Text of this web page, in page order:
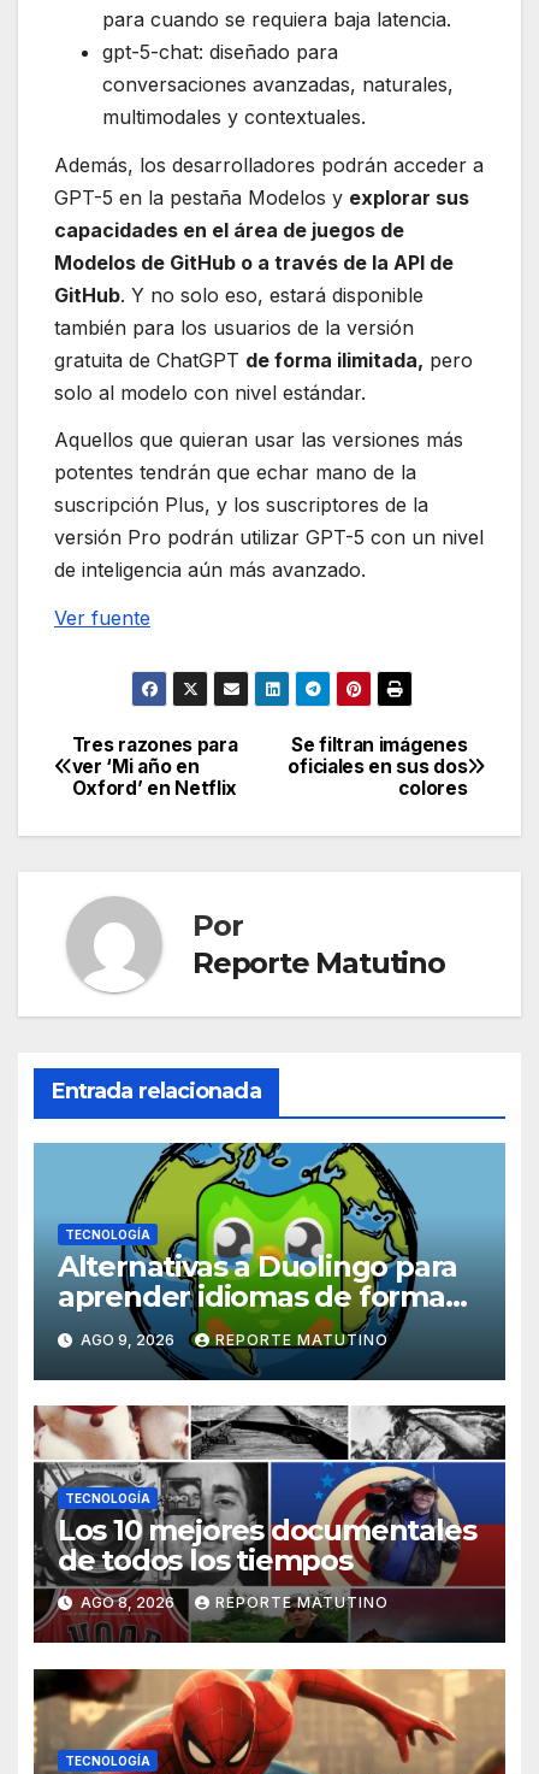
para cuando se requiera baja latencia.
gpt-5-chat: diseñado para
conversaciones avanzadas, naturales,
multimodales y contextuales.
Además, los desarrolladores podrán acceder a
GPT-5 en la pestaña Modelos y explorar sus
capacidades en el área de juegos de
Modelos de GitHub o a través de la API de
GitHub. Y no solo eso, estará disponible
también para los usuarios de la versión
gratuita de ChatGPT de forma ilimitada, pero
solo al modelo con nivel estándar.
Aquellos que quieran usar las versiones más
potentes tendrán que echar mano de la
suscripción Plus, y los suscriptores de la
versión Pro podrán utilizar GPT-5 con un nivel
de inteligencia aún más avanzado.
Ver fuente
Navegación
de
Se filtran imágenes
oficiales en sus dos
colores
Tres razones para
ver ‘Mi año en
Oxford’ en Netflix
Por
Reporte Matutino
Entrada relacionada
TECNOLOGÍA
Alternativas a Duolingo para
aprender idiomas de forma
práctica, inmersiva y divertida
AGO 9, 2026 REPORTE MATUTINO
TECNOLOGÍA
Los 10 mejores documentales
de todos los tiempos
AGO 8, 2026 REPORTE MATUTINO
TECNOLOGÍA